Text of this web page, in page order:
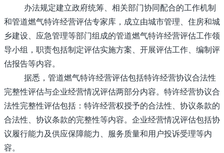
办法规定建立政府统筹、相关部门协同配合的工作机制
和管道燃气特许经营评估专家库，成立由城市管理、住房和城
乡建设、应急管理等部门组成的管道燃气特许经营评估工作领
导小组，职责包括制定评估实施方案、开展评估工作、编制评
估报告等内容。
据悉，管道燃气特许经营评估包括特许经营协议合法性
完整性评估与企业经营情况评估两部分内容。特许经营协议合
法性完整性评估包括：特许经营权授予的合法性、协议条款的
合法性、协议条款的完整性等内容。企业经营情况评估包括协
议履行能力及供应保障能力、服务质量和用户投诉受理等内
容。